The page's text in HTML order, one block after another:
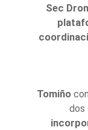
Sec
Tomiño
dos